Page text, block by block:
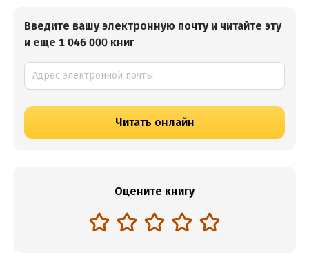
Введите вашу электронную почту и читайте эту
и еще 1 046 000 книг
Читать онлайн
Оцените книгу